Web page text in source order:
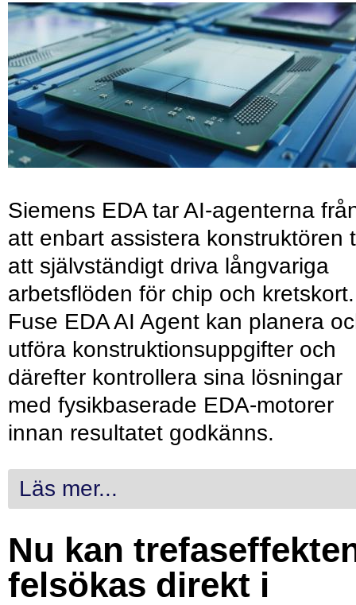
Siemens EDA tar AI-agenterna
att enbart assistera konstruktören
att självständigt driva långvariga
arbetsflöden för chip och kretskort.
Fuse EDA AI Agent kan planera
utföra konstruktionsuppgifter och
därefter kontrollera sina lösningar
med fysikbaserade EDA-motorer
innan resultatet godkänns.
Läs mer...
Nu kan
felsökas direkt i